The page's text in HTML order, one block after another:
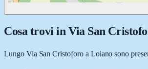
Cosa trovi in Via San
Lungo Via San Cristoforoa Loiano sono